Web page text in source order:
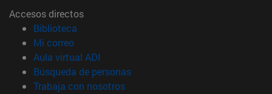
Accesos directos
Biblioteca
Mi correo(abre en nueva ventana)
Aula virtual ADI
Búsqueda de personas(abre en nueva ventana)
Trabaja con nosotros(abre en nueva ventana)